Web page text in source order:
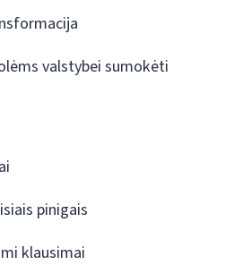
valstybei sumokėti
pinigais
klausimai